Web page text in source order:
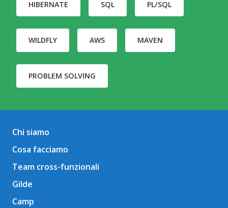
HIBERNATE SQL PL/SQL
WILDFLY AWS MAVEN
PROBLEM SOLVING
Chi siamo
Cosa facciamo
Team cross-funzionali
Gilde
Camp